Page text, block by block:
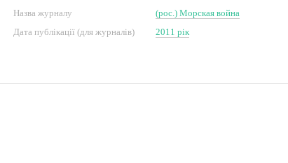
Назва журналу
(рос.) Морская война
Дата публікації (для журналів)
2011 рік